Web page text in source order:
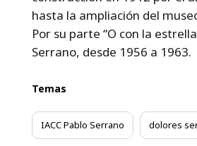
hasta la ampliación del
Por su parte “O con la
Serrano, desde 1956 a 1963.
Temas
IACC Pablo Serrano dolores